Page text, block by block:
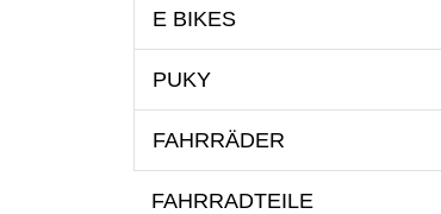
E BIKES
PUKY
FAHRRÄDER
FAHRRADTEILE